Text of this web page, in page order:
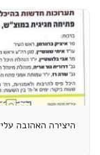
היצירה האהובה עלי